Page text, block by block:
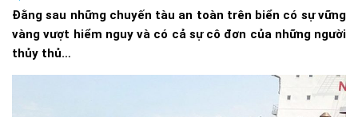
Đằng sau những chuyến tàu an toàn trên biển có sự vững
vàng vượt hiểm nguy và có cả sự cô đơn của những người
thủy thủ…